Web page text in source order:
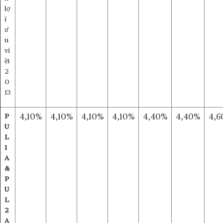
lợ
i
ư
u
vi
ệt
2
0
13
P
U
L
1
A
&
P
U
L
2
A
4,10% 4,10% 4,10% 4,10% 4,40% 4,40%